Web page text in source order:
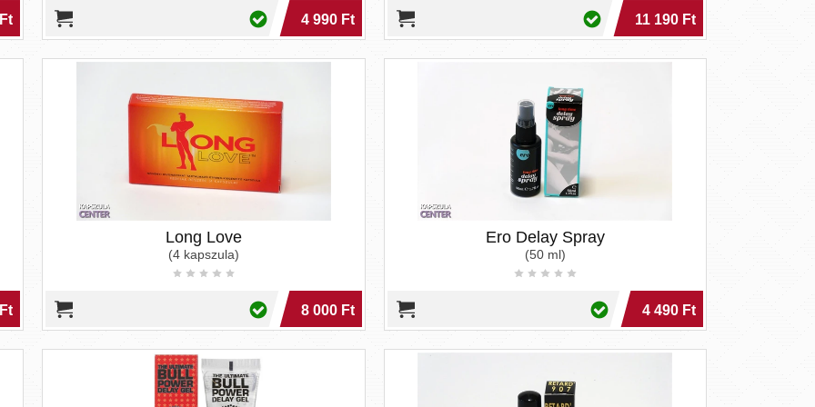
elkerülésére, melyek a teljesség igény nélkül a következők:
idő
4 990 Ft 11 190 Ft
Long Love
(4 kapszula)
8 000 Ft
Ero Delay Spray
(50 ml)
4 490 Ft